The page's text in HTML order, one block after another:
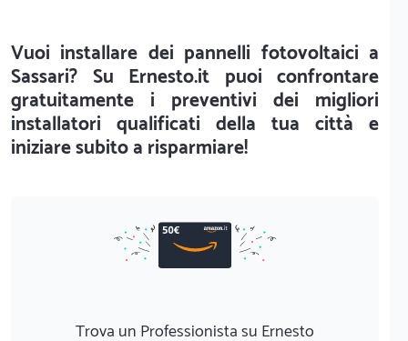
Vuoi installare dei pannelli fotovoltaici a
Sassari? Su Ernesto.it puoi confrontare
gratuitamente i preventivi dei migliori
installatori qualificati della tua città e
iniziare subito a risparmiare!
Trova un Professionista su Ernesto